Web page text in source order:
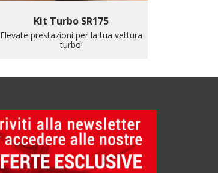
Kit Turbo SR175
Elevate prestazioni per la tua vettura
turbo!